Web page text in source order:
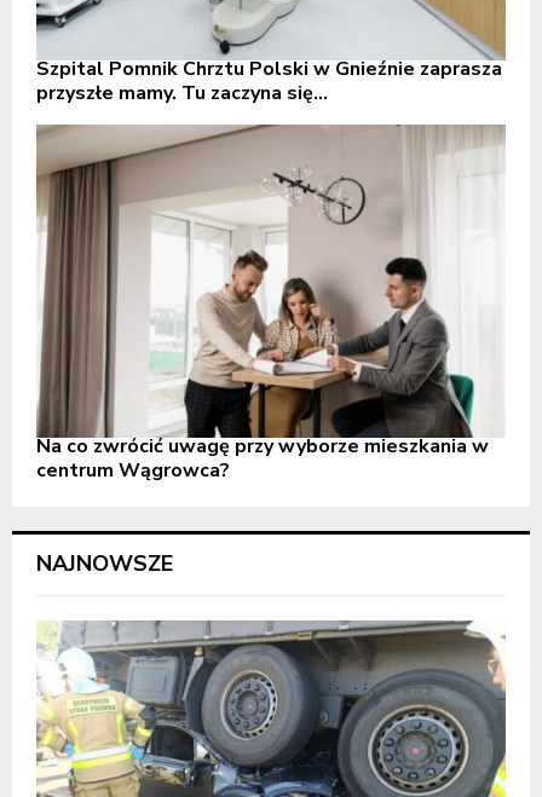
Szpital Pomnik Chrztu Polski w Gnieźnie zaprasza
przyszłe mamy. Tu zaczyna się...
Na co zwrócić uwagę przy wyborze mieszkania w
centrum Wągrowca?
NAJNOWSZE